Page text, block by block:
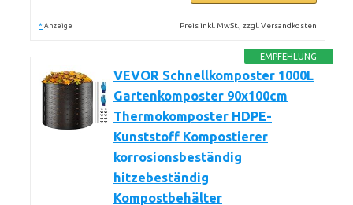
* Anzeige Preis inkl. MwSt., zzgl. Versandkosten
EMPFEHLUNG
VEVOR Schnellkomposter 1000L
Gartenkomposter 90x100cm
Thermokomposter HDPE-
Kunststoff Kompostierer
korrosionsbeständig
hitzebeständig
Kompostbehälter